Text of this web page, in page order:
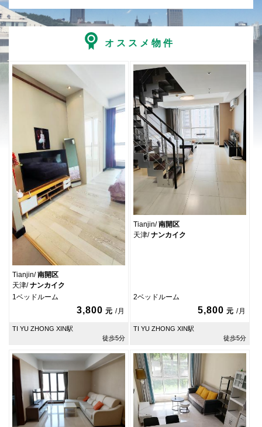
オススメ物件
Tianjin/南開区
天津/ナンカイク
1ベッドルーム
3,800 元 /月
TI YU ZHONG XIN駅
徒歩5分
Tianjin/南開区
天津/ナンカイク
2ベッドルーム
5,800 元 /月
TI YU ZHONG XIN駅
徒歩5分